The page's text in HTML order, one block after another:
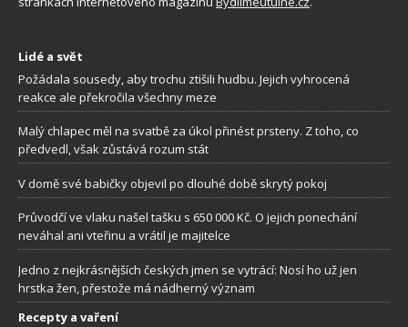
Lidé a svět
Požádala sousedy, aby trochu ztišili hudbu. Jejich vyhrocená
reakce ale překročila všechny meze
Malý chlapec měl na svatbě za úkol přinést prsteny. Z toho, co
předvedl, však zůstává rozum stát
V domě své babičky objevil po dlouhé době skrytý pokoj
Průvodčí ve vlaku našel tašku s 650 000 Kč. O jejich ponechání
neváhal ani vteřinu a vrátil je majitelce
Jedno z nejkrásnějších českých jmen se vytrácí: Nosí ho už jen
hrstka žen, přestože má nádherný význam
Recepty a vaření